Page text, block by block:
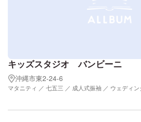
キッズスタジオ バンビーニ
沖縄市東2-24-6
マタニティ ／ 七五三 ／ 成人式振袖 ／ ウェディ